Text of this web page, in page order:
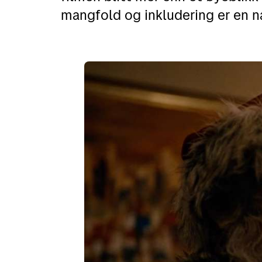
Retur
mangfold og inkludering er en